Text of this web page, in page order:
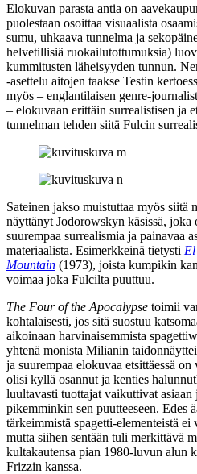
Elokuvan parasta antia on
puolestaan osoittaa visuaalista
sumu, uhkaava tunnelma ja
helvetillisiä ruokailutottumuksia)
kummitusten läheisyyden tunnun.
‑asettelu aitojen taakse Testin
myös – englantilaisen genre-
– elokuvaan erittäin surrealistisen ja
tunnelman tehden siitä Fulcin
Sateinen jakso muistuttaa myös siitä
näyttänyt Jodorowskyn käsissä, joka
suurempaa surrealismia ja painavaa
materiaalista. Esimerkkeinä tietysti
Mountain (1973), joista kumpikin
voimaa joka Fulcilta puuttuu.
The Four of the Apocalypse toimii
kohtalaisesti, jos sitä suostuu
aikoinaan harvinaisemmista
yhtenä monista Milianin
ja suurempaa elokuvaa etsittäessä
olisi kyllä osannut ja kenties
luultavasti tuottajat vaikuttivat
pikemminkin sen puutteeseen. Edes
tärkeimmistä spagetti-elementeistä
mutta siihen sentään tuli merkittävä
kultakautensa pian 1980‑luvun alun
Frizzin kanssa.